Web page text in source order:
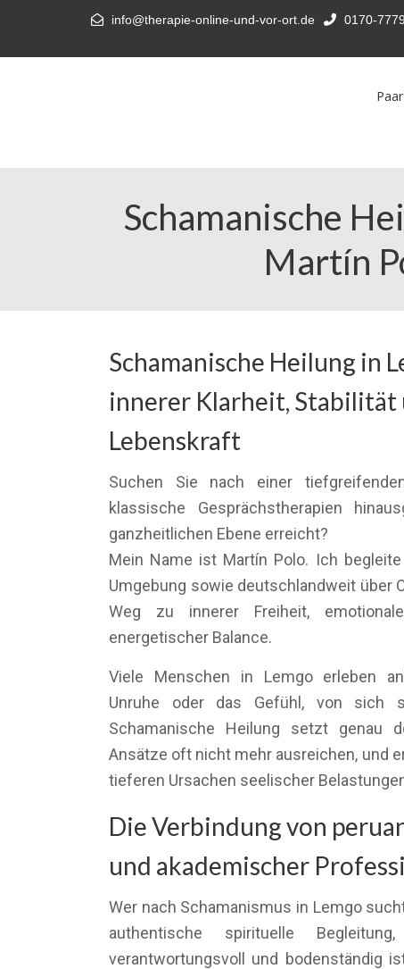
info@therapie-online-und-vor-ort.de 0170-
Schamanische
Martín
Schamanische Heilung in
innerer Klarheit, Stabilität
Lebenskraft
Suchen Sie nach einer
klassische Gesprächstherapien
ganzheitlichen Ebene erreicht?
Mein Name ist Martín Polo. Ich
Umgebung sowie deutschlandweit über
Weg zu innerer Freiheit,
energetischer Balance.
Viele Menschen in Lemgo erleben
Unruhe oder das Gefühl, von sich
Schamanische Heilung setzt genau
Ansätze oft nicht mehr ausreichen, und
tieferen Ursachen seelischer
Die Verbindung von
und akademischer
Wer nach Schamanismus in Lemgo
authentische spirituelle
verantwortungsvoll und bodenständig